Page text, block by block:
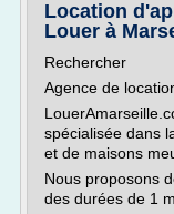
Location
Louer à
Rechercher
Agence de
spécialisée dans
et de maisons
Nous proposons
des durées de 1